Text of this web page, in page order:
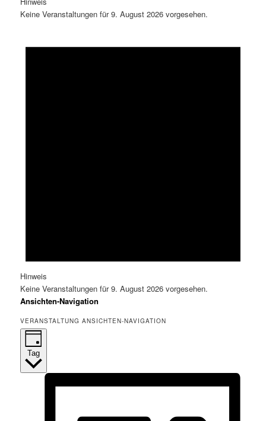
Keine Veranstaltungen für 9. August 2026 vorgesehen.
Hinweis
Keine Veranstaltungen für 9. August 2026 vorgesehen.
Ansichten-Navigation
VERANSTALTUNG ANSICHTEN-NAVIGATION
Tag